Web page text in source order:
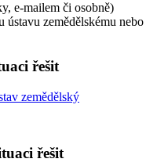
e-mailem či osobně)
zemědělskému nebo
řešit
zemědělský
řešit